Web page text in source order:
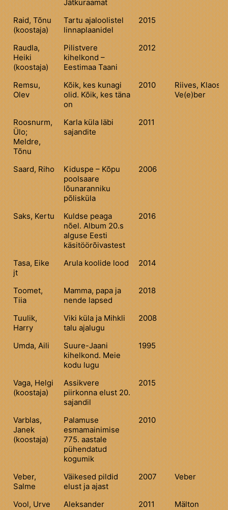
Jätkuraamat
Raid, Tõnu
(koostaja)
Tartu ajaloolistel
linnaplaanidel
2015
Raudla,
Heiki
(koostaja)
Pilistvere
kihelkond –
Eestimaa Taani
2012
Remsu,
Olev
Kõik, kes kunagi
olid. Kõik, kes täna
on
2010
Riives, Klaos,
Ve(e)ber
Roosnurm,
Ülo;
Meldre,
Tõnu
Karla küla läbi
sajandite
2011
Saard, Riho
Kiduspe – Kõpu
poolsaare
lõunaranniku
põlisküla
2006
Saks, Kertu
Kuldse peaga
nõel. Album 20.s
alguse Eesti
käsitöörõivastest
2016
Tasa, Eike
jt
Arula koolide lood 2014
Toomet,
Tiia
Mamma, papa ja
nende lapsed
2018
Tuulik,
Harry
Viki küla ja Mihkli
talu ajalugu
2008
Umda, Aili
Suure-Jaani
kihelkond. Meie
kodu lugu
1995
Vaga, Helgi
(koostaja)
Assikvere
piirkonna elust 20.
sajandil
2015
Varblas,
Janek
(koostaja)
Palamuse
esmamainimise
775. aastale
pühendatud
kogumik
2010
Veber,
Salme
Väikesed pildid
elust ja ajast
2007 Veber
Vool, Urve
Aleksander
2011 Mälton